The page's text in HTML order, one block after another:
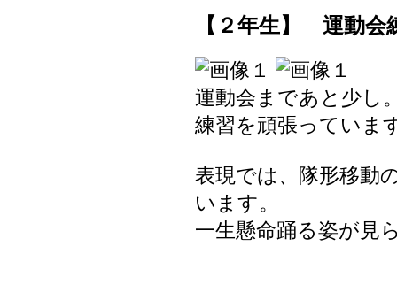
【２年生】 運動会
運動会まであと少し
練習を頑張っていま
表現では、隊形移動
います。
一生懸命踊る姿が見